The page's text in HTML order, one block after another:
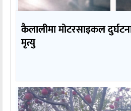
कैलालीमा मोटरसाइकल
मृत्यु